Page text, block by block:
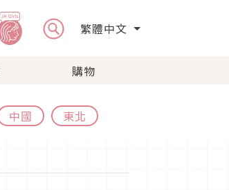
繁體中文
購物
中國 東北